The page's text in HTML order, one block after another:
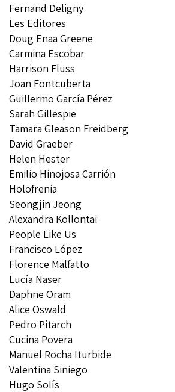
TODAS LAS COSAS
Fernand Deligny
Les Editores
Doug Enaa Greene
Carmina Escobar
Harrison Fluss
Joan Fontcuberta
Guillermo García Pérez
Sarah Gillespie
Tamara Gleason Freidberg
David Graeber
Helen Hester
Emilio Hinojosa Carrión
Holofrenia
Seongjin Jeong
Alexandra Kollontai
People Like Us
Francisco López
Florence Malfatto
Lucía Naser
Daphne Oram
Alice Oswald
Pedro Pitarch
Cucina Povera
Manuel Rocha Iturbide
Valentina Siniego
Hugo Solís